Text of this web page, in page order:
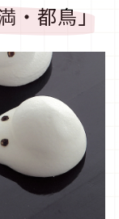
・都鳥」